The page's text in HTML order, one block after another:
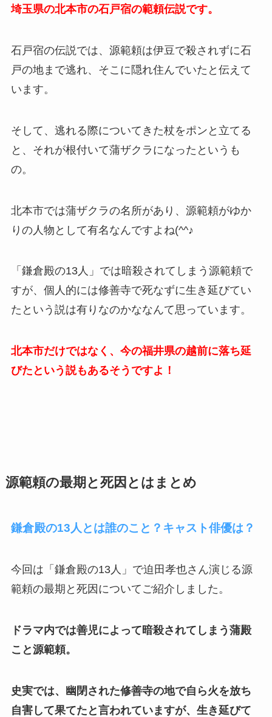
埼玉県の北本市の石戸宿の範頼伝説です。
石戸宿の伝説では、源範頼は伊豆で殺されずに石
戸の地まで逃れ、そこに隠れ住んでいたと伝えて
います。
そして、逃れる際についてきた杖をポンと立てる
と、それが根付いて蒲ザクラになったというも
の。
北本市では蒲ザクラの名所があり、源範頼がゆか
りの人物として有名なんですよね(^^♪
「鎌倉殿の13人」では暗殺されてしまう源範頼で
すが、個人的には修善寺で死なずに生き延びてい
たという説は有りなのかななんて思っています。
北本市だけではなく、今の福井県の越前に落ち延
びたという説もあるそうですよ！
源範頼の最期と死因とはまとめ
鎌倉殿の13人とは誰のこと？キャスト俳優は？
今回は「鎌倉殿の13人」で迫田孝也さん演じる源
範頼の最期と死因についてご紹介しました。
ドラマ内では善児によって暗殺されてしまう蒲殿
こと源範頼。
史実では、幽閉された修善寺の地で自ら火を放ち
自害して果てたと言われていますが、生き延びて